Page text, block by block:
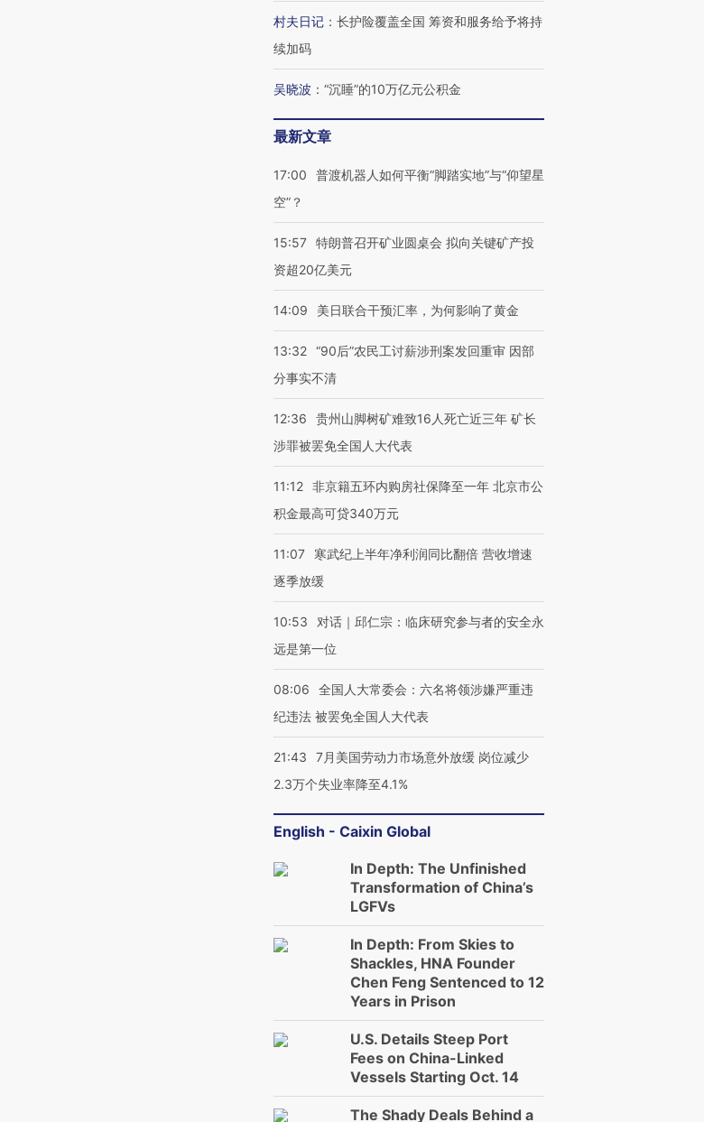
村夫日记 ： 长护险覆盖全国 筹资和服务给予将持
续加码
吴晓波 ： “沉睡”的10万亿元公积金
最新文章
17:00
普渡机器人如何平衡“脚踏实地”与“仰望星
空”？
15:57 特朗普召开矿业圆桌会 拟向关键矿产投
资超20亿美元
14:09 美日联合干预汇率，为何影响了黄金
13:32 “90后”农民工讨薪涉刑案发回重审 因部
分事实不清
12:36
贵州山脚树矿难致16人死亡近三年 矿长
涉罪被罢免全国人大代表
11:12 非京籍五环内购房社保降至一年 北京市公
积金最高可贷340万元
11:07
寒武纪上半年净利润同比翻倍 营收增速
逐季放缓
10:53
对话｜邱仁宗：临床研究参与者的安全永
远是第一位
08:06
全国人大常委会：六名将领涉嫌严重违
纪违法 被罢免全国人大代表
21:43
7月美国劳动力市场意外放缓 岗位减少
2.3万个失业率降至4.1%
English - Caixin Global
In Depth: The Unfinished
Transformation of China’s
LGFVs
In Depth: From Skies to
Shackles, HNA Founder
Chen Feng Sentenced to 12
Years in Prison
U.S. Details Steep Port
Fees on China-Linked
Vessels Starting Oct. 14
The Shady Deals Behind a